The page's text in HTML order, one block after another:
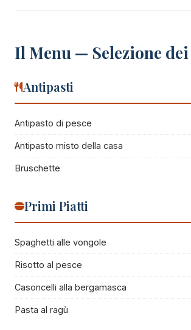
Il Menu — Selezione
Antipasti
Antipasto di pesce
Antipasto misto della casa
Bruschette
Primi Piatti
Spaghetti alle vongole
Risotto al pesce
Casoncelli alla bergamasca
Pasta al ragù